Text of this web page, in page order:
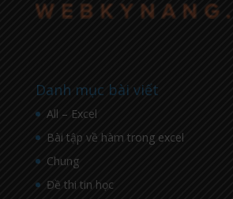
Danh mục bài viết
All – Excel
Bài tập về hàm trong excel
Chung
Đề thi tin học